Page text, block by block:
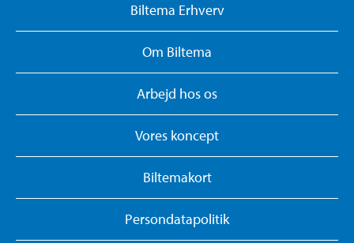
Biltema Erhverv
Om Biltema
Arbejd hos os
Vores koncept
Biltemakort
Persondatapolitik